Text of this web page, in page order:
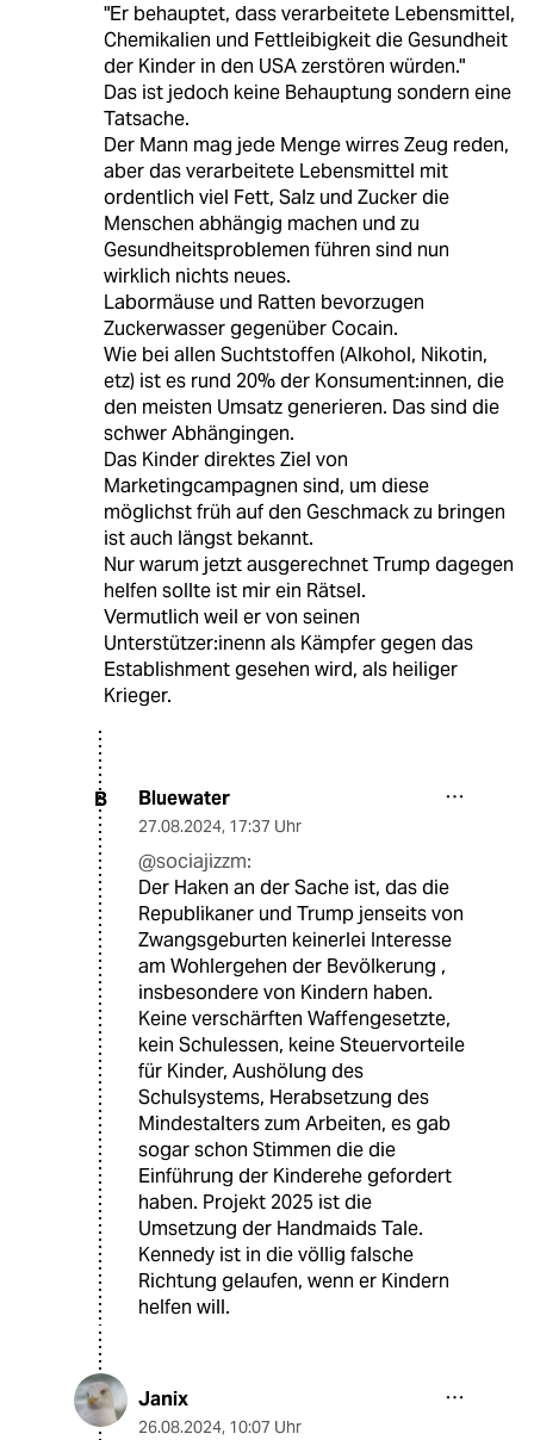
"Er behauptet, dass verarbeitete Lebensmittel,
Chemikalien und Fettleibigkeit die Gesundheit
der Kinder in den USA zerstören würden."
Das ist jedoch keine Behauptung sondern eine
Tatsache.
Der Mann mag jede Menge wirres Zeug reden,
aber das verarbeitete Lebensmittel mit
ordentlich viel Fett, Salz und Zucker die
Menschen abhängig machen und zu
Gesundheitsproblemen führen sind nun
wirklich nichts neues.
Labormäuse und Ratten bevorzugen
Zuckerwasser gegenüber Cocain.
Wie bei allen Suchtstoffen (Alkohol, Nikotin,
etz) ist es rund 20% der Konsument:innen, die
den meisten Umsatz generieren. Das sind die
schwer Abhängingen.
Das Kinder direktes Ziel von
Marketingcampagnen sind, um diese
möglichst früh auf den Geschmack zu bringen
ist auch längst bekannt.
Nur warum jetzt ausgerechnet Trump dagegen
helfen sollte ist mir ein Rätsel.
Vermutlich weil er von seinen
Unterstützer:inenn als Kämpfer gegen das
Establishment gesehen wird, als heiliger
Krieger.
B Bluewater
27.08.2024, 17:37 Uhr
@sociajizzm:
Der Haken an der Sache ist, das die
Republikaner und Trump jenseits von
Zwangsgeburten keinerlei Interesse
am Wohlergehen der Bevölkerung ,
insbesondere von Kindern haben.
Keine verschärften Waffengesetzte,
kein Schulessen, keine Steuervorteile
für Kinder, Aushölung des
Schulsystems, Herabsetzung des
Mindestalters zum Arbeiten, es gab
sogar schon Stimmen die die
Einführung der Kinderehe gefordert
haben. Projekt 2025 ist die
Umsetzung der Handmaids Tale.
Kennedy ist in die völlig falsche
Richtung gelaufen, wenn er Kindern
helfen will.
Janix
26.08.2024, 10:07 Uhr